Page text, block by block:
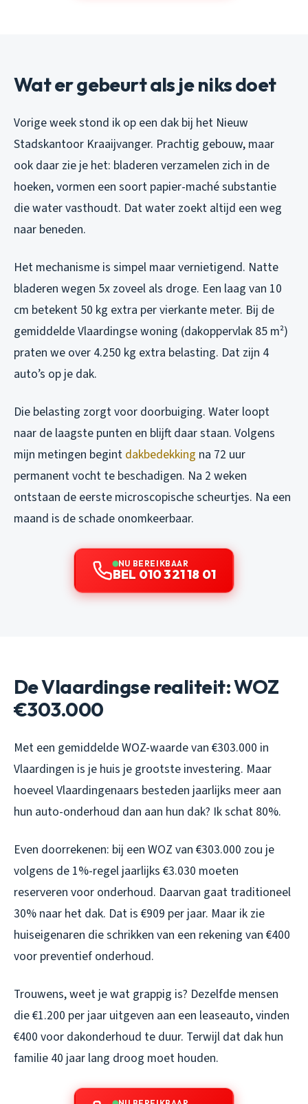
Wat er gebeurt als je niks doet
Vorige week stond ik op een dak bij het Nieuw
Stadskantoor Kraaijvanger. Prachtig gebouw, maar
ook daar zie je het: bladeren verzamelen zich in de
hoeken, vormen een soort papier-maché substantie
die water vasthoudt. Dat water zoekt altijd een weg
naar beneden.
Het mechanisme is simpel maar vernietigend. Natte
bladeren wegen 5x zoveel als droge. Een laag van 10
cm betekent 50 kg extra per vierkante meter. Bij de
gemiddelde Vlaardingse woning (dakoppervlak 85 m²)
praten we over 4.250 kg extra belasting. Dat zijn 4
auto’s op je dak.
Die belasting zorgt voor doorbuiging. Water loopt
naar de laagste punten en blijft daar staan. Volgens
mijn metingen begint dakbedekking na 72 uur
permanent vocht te beschadigen. Na 2 weken
ontstaan de eerste microscopische scheurtjes. Na een
maand is de schade onomkeerbaar.
NU BEREIKBAAR
BEL 010 321 18 01
De Vlaardingse realiteit: WOZ
€303.000
Met een gemiddelde WOZ-waarde van €303.000 in
Vlaardingen is je huis je grootste investering. Maar
hoeveel Vlaardingenaars besteden jaarlijks meer aan
hun auto-onderhoud dan aan hun dak? Ik schat 80%.
Even doorrekenen: bij een WOZ van €303.000 zou je
volgens de 1%-regel jaarlijks €3.030 moeten
reserveren voor onderhoud. Daarvan gaat traditioneel
30% naar het dak. Dat is €909 per jaar. Maar ik zie
huiseigenaren die schrikken van een rekening van €400
voor preventief onderhoud.
Trouwens, weet je wat grappig is? Dezelfde mensen
die €1.200 per jaar uitgeven aan een leaseauto, vinden
€400 voor dakonderhoud te duur. Terwijl dat dak hun
familie 40 jaar lang droog moet houden.